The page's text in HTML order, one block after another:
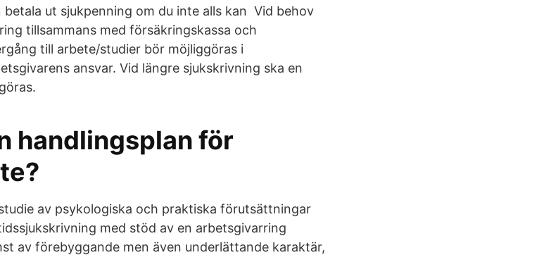
betala ut sjukpenning om du inte alls kan Vid behov
tillsammans med försäkringskassa och
till arbete/studier bör möjliggöras i
ansvar. Vid längre sjukskrivning ska en
handlingsplan för
av psykologiska och praktiska förutsättningar
med stöd av en arbetsgivarring
av förebyggande men även underlättande karaktär,